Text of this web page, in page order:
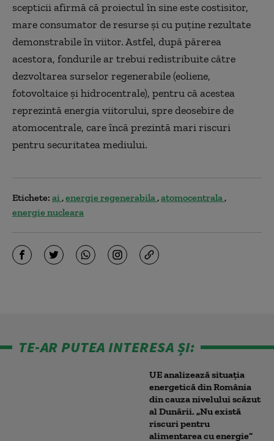
scepticii afirmă că proiectul în sine este costisitor,
mare consumator de resurse și cu puține rezultate
demonstrabile în viitor. Astfel, după părerea
acestora, fondurile ar trebui redistribuite către
dezvoltarea surselor regenerabile (eoliene,
fotovoltaice și hidrocentrale), pentru că acestea
reprezintă energia viitorului, spre deosebire de
atomocentrale, care încă prezintă mari riscuri
pentru securitatea mediului.
Etichete: ai energie regenerabila atomocentrala
energie nucleara
TE-AR PUTEA INTERESA ȘI:
UE analizează situația
energetică din România
din cauza nivelului scăzut
al Dunării. „Nu există
riscuri pentru
alimentarea cu energie”